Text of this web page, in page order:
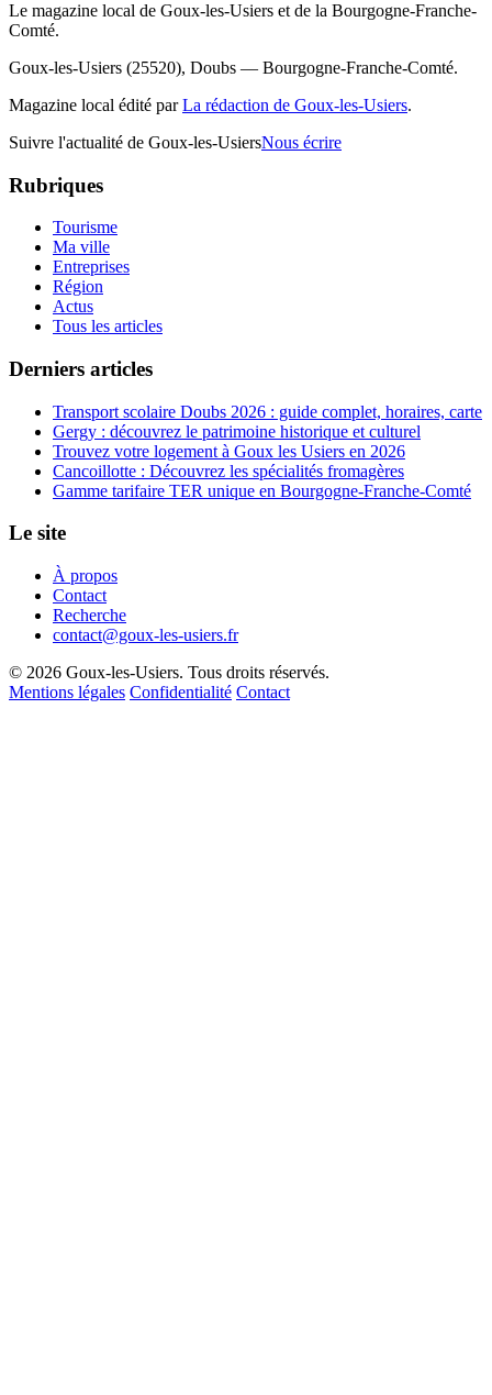
Le magazine local de Goux-les-Usiers et de la Bourgogne-Franche-
Comté.
Goux-les-Usiers (25520), Doubs — Bourgogne-Franche-Comté.
Magazine local édité parLa rédaction de Goux-les-Usiers.
Suivre l'actualité de Goux-les-UsiersNous écrire
Rubriques
Tourisme
Ma ville
Entreprises
Région
Actus
Tous les articles
Derniers articles
Transport scolaire Doubs 2026 : guide complet, horaires, carte
Gergy : découvrez le patrimoine historique et culturel
Trouvez votre logement à Goux les Usiers en 2026
Cancoillotte : Découvrez les spécialités fromagères
Gamme tarifaire TER unique en Bourgogne-Franche-Comté
Le site
À propos
Contact
Recherche
contact@goux-les-usiers.fr
© 2026 Goux-les-Usiers. Tous droits réservés.
Mentions légales Confidentialité Contact